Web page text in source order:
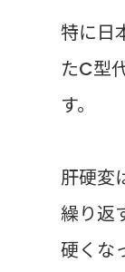
特に日
たC型
す。
肝硬変
繰り返
硬くな